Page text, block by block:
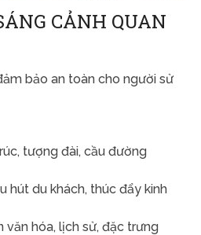
CẢNH QUAN
bảo an toàn cho người sử
tượng đài, cầu đường
hút du khách, thúc đẩy kinh
văn hóa, lịch sử, đặc trưng